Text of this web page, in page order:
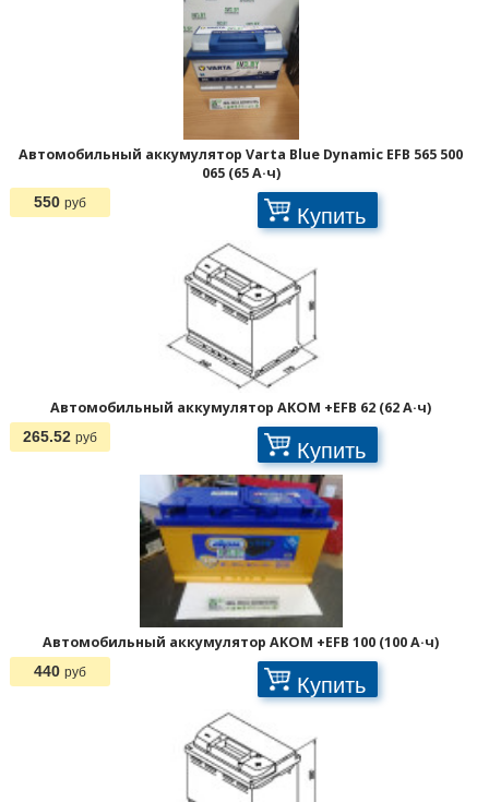
Автомобильный аккумулятор Varta Blue Dynamic EFB 565 500
065 (65 А·ч)
550 руб Купить
Автомобильный аккумулятор AKOM +EFB 62 (62 А·ч)
265.52 руб Купить
Автомобильный аккумулятор AKOM +EFB 100 (100 А·ч)
440 руб Купить